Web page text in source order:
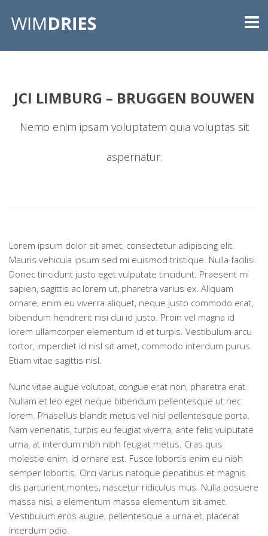
JCI LIMBURG – BRUGGEN BOUWEN
Nemo enim ipsam voluptatem quia voluptas sit
aspernatur.
Lorem ipsum dolor sit amet, consectetur adipiscing elit.
Mauris vehicula ipsum sed mi euismod tristique. Nulla facilisi.
Donec tincidunt justo eget vulputate tincidunt. Praesent mi
sapien, sagittis ac lorem ut, pharetra varius ex. Aliquam
ornare, enim eu viverra aliquet, neque justo commodo erat,
bibendum hendrerit nisi dui id justo. Proin vel magna id
lorem ullamcorper elementum id et turpis. Vestibulum arcu
tortor, imperdiet id nisl sit amet, commodo interdum purus.
Etiam vitae sagittis nisl.
Nunc vitae augue volutpat, congue erat non, pharetra erat.
Nullam et leo eget neque bibendum pellentesque ut nec
lorem. Phasellus blandit metus vel nisl pellentesque porta.
Nam venenatis, turpis eu feugiat viverra, ante felis vulputate
urna, at interdum nibh nibh feugiat metus. Cras quis
molestie enim, id ornare est. Fusce lobortis enim eu nibh
semper lobortis. Orci varius natoque penatibus et magnis
dis parturient montes, nascetur ridiculus mus. Nulla posuere
massa nisi, a elementum massa elementum sit amet.
Vestibulum eros augue, pellentesque a urna et, placerat
interdum odio.